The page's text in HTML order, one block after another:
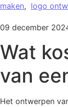
maken, logo
09 december
Wat
van
Het ontwerpen